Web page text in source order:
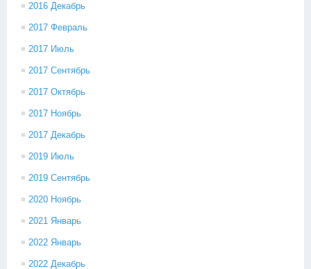
2016 Декабрь
2017 Февраль
2017 Июль
2017 Сентябрь
2017 Октябрь
2017 Ноябрь
2017 Декабрь
2019 Июль
2019 Сентябрь
2020 Ноябрь
2021 Январь
2022 Январь
2022 Декабрь